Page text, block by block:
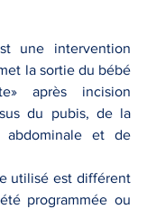
une intervention
la sortie du bébé
après incision
du pubis, de la
et de
utilisé est différent
programmée ou